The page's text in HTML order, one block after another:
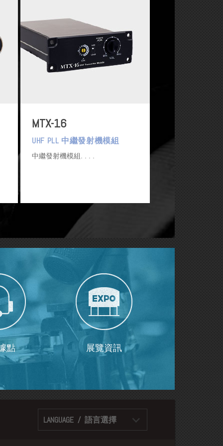
MTX-16
UHF PLL 中繼發射機模組
中繼發射機模組.
點 展覽資訊
LANGUAGE / 語言選擇